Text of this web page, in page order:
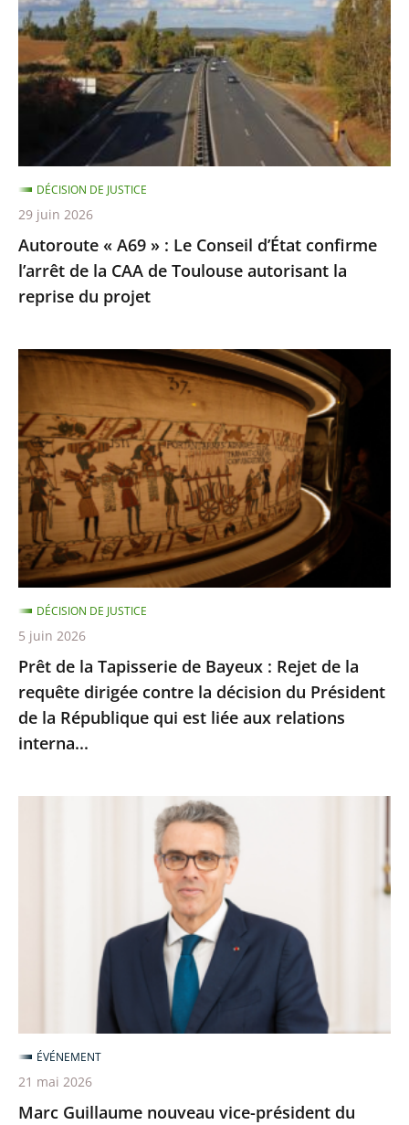
»
:
Le
Conseil
confirme
l’arrêt
de
la
CAA
de
Toulouse
la
reprise
projet
Autoroute « A69 » : Le Conseil d’État confirme
l’arrêt de la CAA de Toulouse autorisant la
reprise du projet
DÉCISION DE JUSTICE
29 juin 2026
Prêt
la
Tapisserie
de
Bayeux
:
Rejet
de
la
requête
dirigée
contre
la
décision
du
de
Prêt de la Tapisserie de Bayeux : Rejet de la
requête dirigée contre la décision du Président
de la République qui est liée aux relations
interna...
DÉCISION DE JUSTICE
5 juin 2026
Marc Guillaume nouveau vice-président du
ÉVÉNEMENT
21 mai 2026